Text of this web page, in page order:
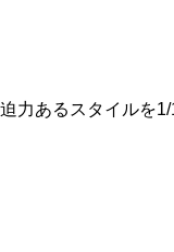
力あるスタイルを